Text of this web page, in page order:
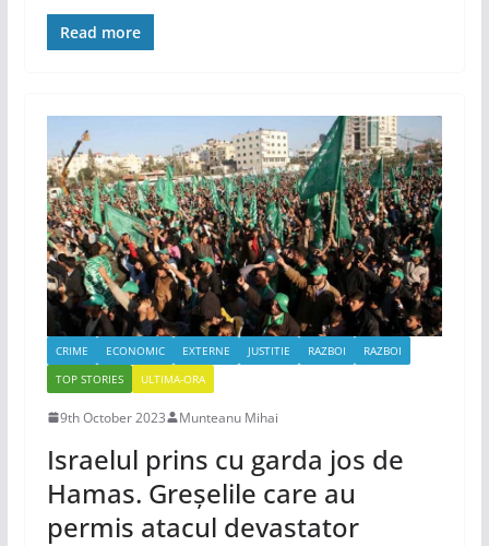
Read more
CRIME ECONOMIC EXTERNE JUSTITIE RAZBOI
RAZBOI
TOP STORIES
ULTIMA-ORA
9th October 2023 Munteanu Mihai
Israelul prins cu garda jos de
Hamas. Greșelile care au
permis atacul devastator